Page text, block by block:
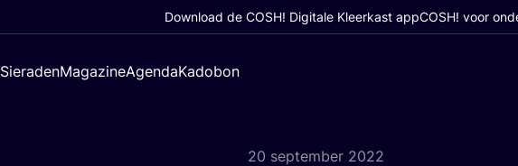
Download de COSH! Digitale Kleerkast appCOSH! voor
SieradenMagazineAgendaKadobon
20 september 2022